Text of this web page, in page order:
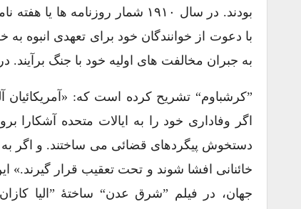
بودند. در سال ۱۹۱۰ شمار
با دعوت از خوانندگان خود برای تعهدی انبوه
به جبران مخالفت های اولیه خود با جنگ برآیند. در سال ۱۹۲۰ دو سوم این نشریات از
”کرشباوم“ تشریح کرده است که:
اگر وفاداری خود را به ایالات متحده
دستخوش پیگردهای قضائی می ساختند. و اگر
خائنانی افشا شوند و تحت تعقیب قرار
جهان، در فیلم ”شرق عدن“ ساختهٔ ”الیا